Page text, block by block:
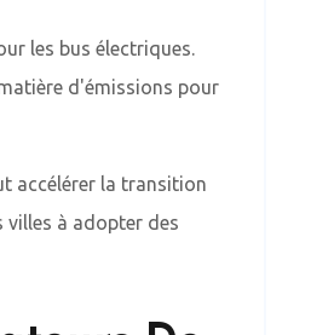
les bus électriques.
d'émissions pour
accélérer la transition
villes à adopter des